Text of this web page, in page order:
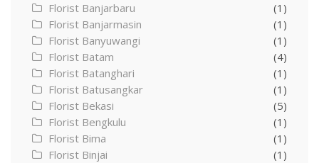
Florist Banjarbaru
(1)
Florist Banjarmasin
(1)
Florist Banyuwangi
(1)
Florist Batam
(4)
Florist Batanghari
(1)
Florist Batusangkar
(1)
Florist Bekasi
(5)
Florist Bengkulu
(1)
Florist Bima
(1)
Florist Binjai
(1)